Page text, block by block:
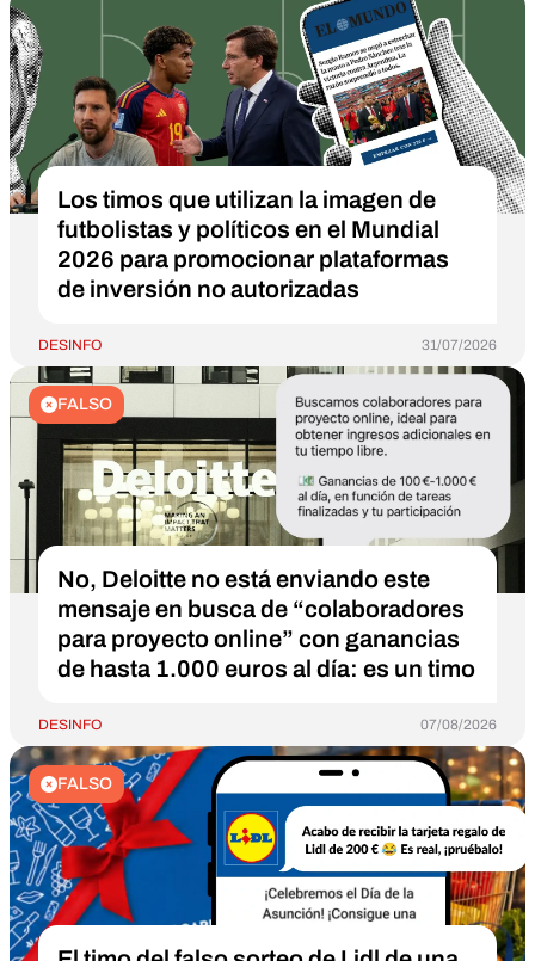
Los timos que utilizan la imagen de
futbolistas y políticos en el Mundial
2026 para promocionar plataformas
de inversión no autorizadas
DESINFO 31/07/2026
FALSO
No, Deloitte no está enviando este
mensaje en busca de “colaboradores
para proyecto online” con ganancias
de hasta 1.000 euros al día: es un timo
DESINFO 07/08/2026
FALSO